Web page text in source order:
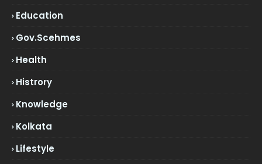
Education
Gov.scehmes
Health
Histrory
Knowledge
Kolkata
Lifestyle